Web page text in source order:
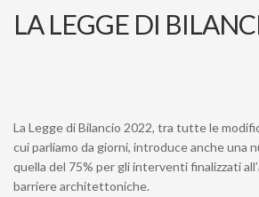
LA LEGGE DI
La Legge di Bilancio 2022, tra tutte le
cui parliamo da giorni, introduce anche una
quella del 75% per gli interventi finalizzati
barriere architettoniche.